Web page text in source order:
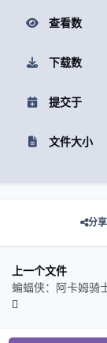
查看数
下载数
提交于
文件大小
分享
上一个文件
蝙蝠侠：阿卡姆骑